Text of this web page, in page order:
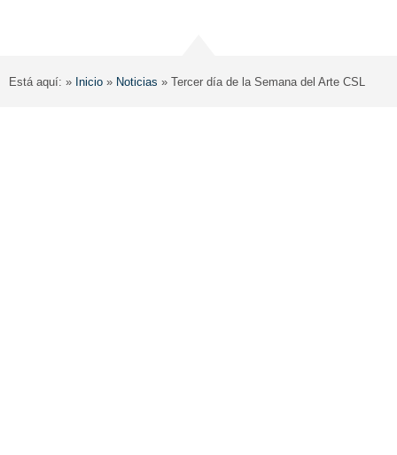
Está aquí: » Inicio » Noticias » Tercer día de la Semana del Arte CSL